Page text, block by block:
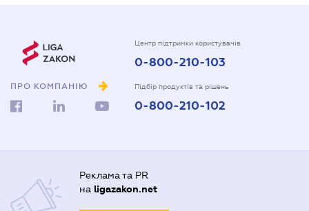
ПРО КОМПАНІЮ
Центр підтримки користувачів
0-800-210-103
Підбір продуктів та рішень
0-800-210-102
Реклама та PR
на ligazakon.net